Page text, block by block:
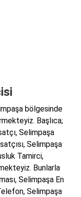
bölgesinde
Başlıca;
Selimpaşa
Selimpaşa
Tamirci,
Bunlarla
Selimpaşa En
Selimpaşa